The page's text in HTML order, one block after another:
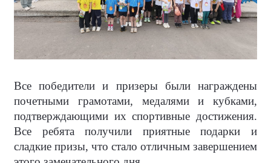
Все победители и призеры были награждены
почетными грамотами, медалями и кубками,
подтверждающими их спортивные достижения.
Все ребята получили приятные подарки и
сладкие призы, что стало отличным завершением